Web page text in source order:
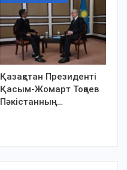
Қазақстан Президенті
Қасым-Жомарт Тоқаев
Пәкістанның…